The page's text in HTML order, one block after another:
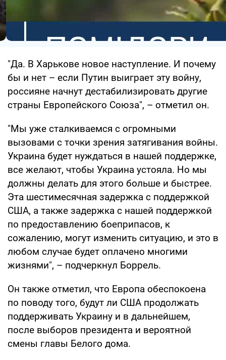
"Да. В Харькове новое наступление. И почему
бы и нет – если Путин выиграет эту войну,
россияне начнут дестабилизировать другие
страны Европейского Союза", – отметил он.
"Мы уже сталкиваемся с огромными
вызовами с точки зрения затягивания войны.
Украина будет нуждаться в нашей поддержке,
все желают, чтобы Украина устояла. Но мы
должны делать для этого больше и быстрее.
Эта шестимесячная задержка с поддержкой
США, а также задержка с нашей поддержкой
по предоставлению боеприпасов, к
сожалению, могут изменить ситуацию, и это в
любом случае будет оплачено многими
жизнями", – подчеркнул Боррель.
Он также отметил, что Европа обеспокоена
по поводу того, будут ли США продолжать
поддерживать Украину и в дальнейшем,
после выборов президента и вероятной
смены главы Белого дома.